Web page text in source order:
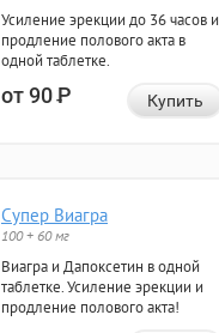
Усиление эрекции до 36 часов и
продление полового акта в
одной таблетке.
от 90Р Купить
Супер Виагра
100 + 60 мг
Виагра и Дапоксетин в одной
таблетке. Усиление эрекции и
продление полового акта!